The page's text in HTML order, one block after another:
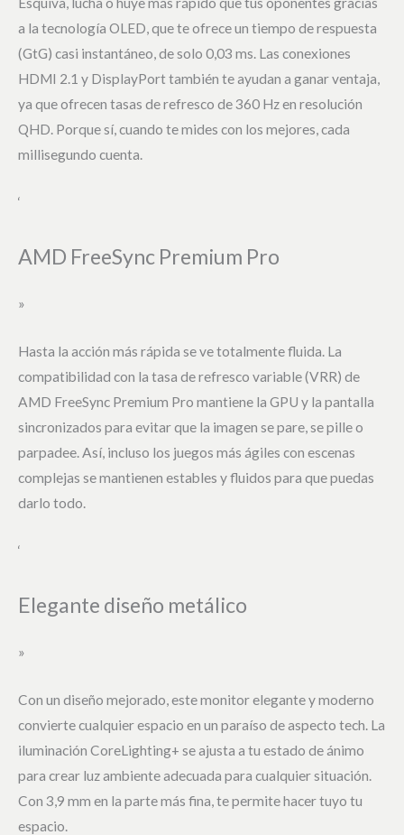
a la tecnología OLED, que te ofrece un tiempo de respuesta
(GtG) casi instantáneo, de solo 0,03 ms. Las conexiones
HDMI 2.1 y DisplayPort también te ayudan a ganar ventaja,
ya que ofrecen tasas de refresco de 360 Hz en resolución
QHD. Porque sí, cuando te mides con los mejores, cada
millisegundo cuenta.
‘
AMD FreeSync Premium Pro
»
Hasta la acción más rápida se ve totalmente fluida. La
compatibilidad con la tasa de refresco variable (VRR) de
AMD FreeSync Premium Pro mantiene la GPU y la pantalla
sincronizados para evitar que la imagen se pare, se pille o
parpadee. Así, incluso los juegos más ágiles con escenas
complejas se mantienen estables y fluidos para que puedas
darlo todo.
‘
Elegante diseño metálico
»
Con un diseño mejorado, este monitor elegante y moderno
convierte cualquier espacio en un paraíso de aspecto tech. La
iluminación CoreLighting+ se ajusta a tu estado de ánimo
para crear luz ambiente adecuada para cualquier situación.
Con 3,9 mm en la parte más fina, te permite hacer tuyo tu
espacio.